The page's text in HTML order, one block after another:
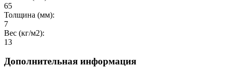
65
Толщина (мм):
7
Вес (кг/м2):
13
Дополнительная информация